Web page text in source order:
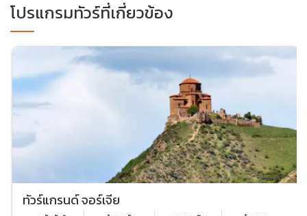
โปรแกรมทัวร์ที่เกี่ยวข้อง
ทัวร์แกรนด์ จอร์เจีย